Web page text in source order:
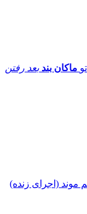
ماکان بند بعد رفتن